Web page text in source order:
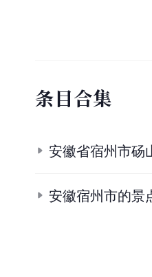
条目合集
安徽省宿州市砀
安徽宿州市的景